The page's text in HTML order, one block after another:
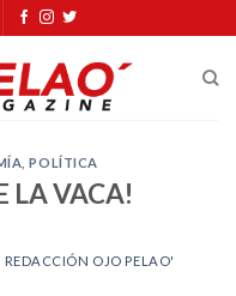
,POLÍTICA
LA VACA!
REDACCIÓN OJO PELAO'